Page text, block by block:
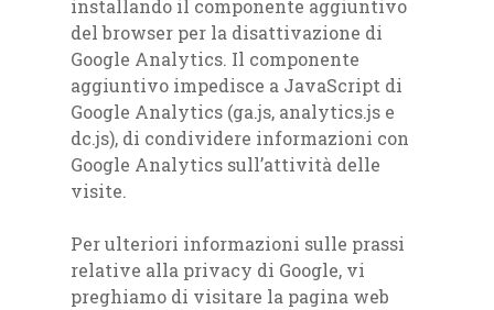
installando il componente aggiuntivo
del browser per la disattivazione di
Google Analytics. Il componente
aggiuntivo impedisce a JavaScript di
Google Analytics (ga.js, analytics.js e
dc.js), di condividere informazioni con
Google Analytics sull’attività delle
visite.
Per ulteriori informazioni sulle prassi
relative alla privacy di Google, vi
preghiamo di visitare la pagina web